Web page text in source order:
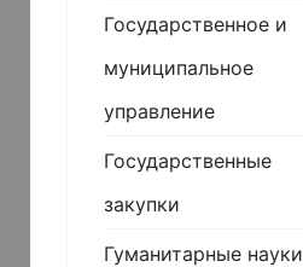
Государственное и
муниципальное
управление
Государственные
закупки
Гуманитарные науки